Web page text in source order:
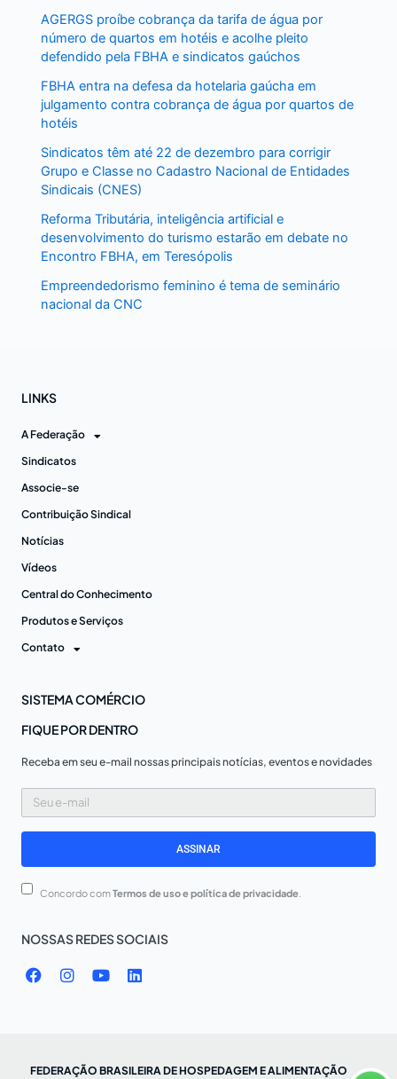
AGERGS proíbe cobrança da tarifa de água por
número de quartos em hotéis e acolhe pleito
defendido pela FBHA e sindicatos gaúchos
FBHA entra na defesa da hotelaria gaúcha em
julgamento contra cobrança de água por quartos de
hotéis
Sindicatos têm até 22 de dezembro para corrigir
Grupo e Classe no Cadastro Nacional de Entidades
Sindicais (CNES)
Reforma Tributária, inteligência artificial e
desenvolvimento do turismo estarão em debate no
Encontro FBHA, em Teresópolis
Empreendedorismo feminino é tema de seminário
nacional da CNC
LINKS
A Federação
Sindicatos
Associe-se
Contribuição Sindical
Notícias
Vídeos
Central do Conhecimento
Produtos e Serviços
Contato
SISTEMA COMÉRCIO
FIQUE POR DENTRO
Receba em seu e-mail nossas principais notícias, eventos e novidades
Seu
e-
ASSINAR
Concordo comTermos de uso e política de privacidade
NOSSAS REDES SOCIAIS
F
a
o
I
n
r
Y
o
e
L
i
i
FEDERAÇÃO BRASILEIRA DE HOSPEDAGEM E ALIMENTAÇÃO